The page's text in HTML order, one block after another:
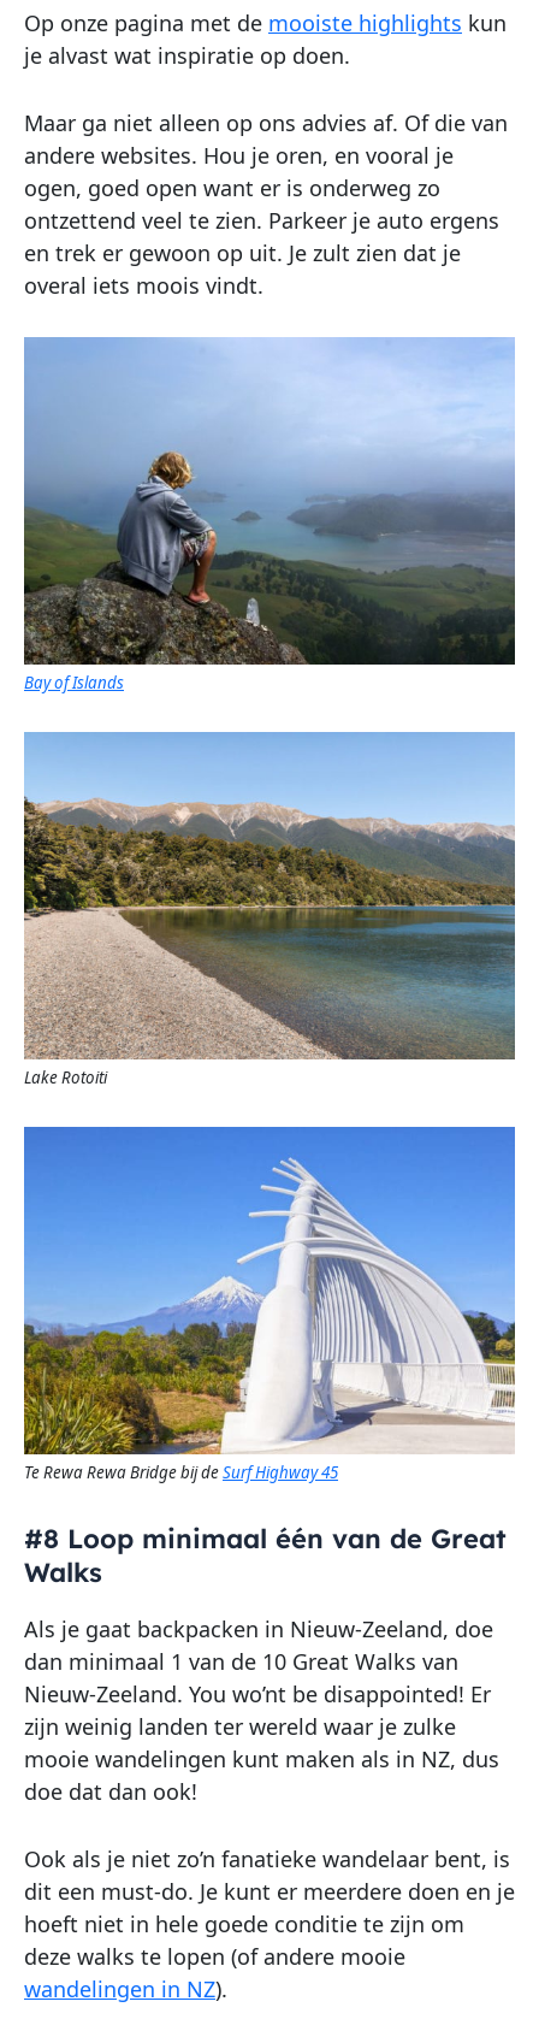
Op onze pagina met de mooiste highlights kun
je alvast wat inspiratie op doen.
Maar ga niet alleen op ons advies af. Of die van
andere websites. Hou je oren, en vooral je
ogen, goed open want er is onderweg zo
ontzettend veel te zien. Parkeer je auto ergens
en trek er gewoon op uit. Je zult zien dat je
overal iets moois vindt.
Bay of Islands
Lake Rotoiti
Te Rewa Rewa Bridge bij deSurf Highway 45
#8 Loop minimaal één van de Great
Walks
Als je gaat backpacken in Nieuw-Zeeland, doe
dan minimaal 1 van de 10 Great Walks van
Nieuw-Zeeland. You wo’nt be disappointed! Er
zijn weinig landen ter wereld waar je zulke
mooie wandelingen kunt maken als in NZ, dus
doe dat dan ook!
Ook als je niet zo’n fanatieke wandelaar bent, is
dit een must-do. Je kunt er meerdere doen en je
hoeft niet in hele goede conditie te zijn om
deze walks te lopen (of andere mooie
wandelingen in NZ).